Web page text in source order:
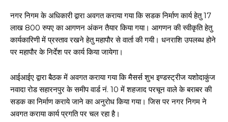
नगर निगम के अधिकारी द्वारा अवगत कराया गया कि सडक निर्माण कार्य हेतु 17
लाख 800 रुपए का आगणन अंकन तैयार किया गया। आगणन की स्वीकृति हेतु
कार्यकारिणी में प्रस्ताव रखने हेतु महापौर से वार्ता की गयी। धनराशि उपलब्ध होने
पर महापौर के निर्देश पर कार्य किया जायेगा।
आईआईए द्वारा बैठक में अवगत कराया गया कि मैसर्स शुभ इण्डस्ट्रीज यशोदाकुंज
नवादा रोड सहारनपुर के समीप वार्ड नं. 10 में शहजाद परचून वाले के बराबर की
सडक का निर्माण कराये जाने का अनुरोध किया गया। जिस पर नगर निगम ने
अवगत कराया कार्य प्रगति पर चल रहा है।